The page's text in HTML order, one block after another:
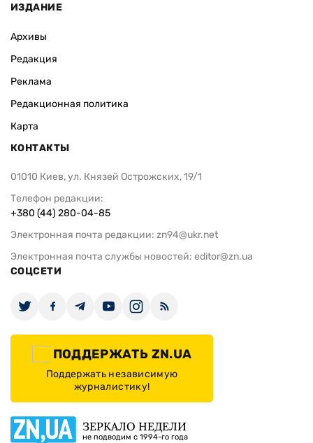
ИЗДАНИЕ
Архивы
Редакция
Реклама
Редакционная политика
Карта
КОНТАКТЫ
01010 Киев, ул. Князей Острожских, 19/1
Телефон редакции:
+380 (44) 280-04-85
Электронная почта редакции: zn94@ukr.net
Электронная почта службы новостей: editor@zn.ua
СОЦСЕТИ
ПОДДЕРЖАТЬ ZN.UA
Поддержать независимую
журналистику!
ЗЕРКАЛО НЕДЕЛИ
не подводим с 1994-го года